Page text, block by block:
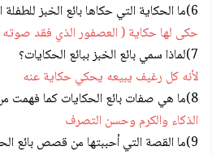
6)ما الحكاية التي حكاها بائع الخبز للطفلة التي فقدت صوتها؟
حكى لها حكاية ( العصفور الذي فقد
7)لماذا سمي بائع الخبز ببائع الحكايات؟
لأنه كل رغيف يبيعه يحكي حكاية عنه
8)ما هي صفات بائع الحكايات كما فهمت من القصة؟
الذكاء والكرم وحسن التصرف
9)ما القصة التي أحببتها من قصص بائع الحكايات؟